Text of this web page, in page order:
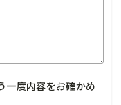
一度内容をお確かめ